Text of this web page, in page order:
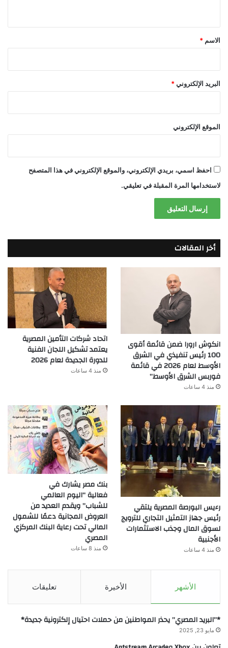
*
الاسم *
البريد الإلكتروني *
الموقع الإلكتروني
احفظ اسمي، بريدي الإلكتروني، والموقع الإلكتروني في هذا المتصفح
لاستخدامها المرة المقبلة في تعليقي.
أخر المقالات
انكوش ارورا ضمن قائمة أقوى
100 رئيس تنفيذي في الشرق
الأوسط لعام 2026 في قائمة
فوربس الشرق الأوسط”
منذ 4 ساعات
اتحاد شركات التأمين المصرية
يعتمد تشكيل اللجان الفنية
للدورة الجديدة لعام 2026
منذ 4 ساعات
رءيس البورصة المصرية يلتقي
رئيس جهاز التمثيل التجاري للترويج
لسوق المال وجذب الاستثمارات
الأجنبية
منذ 4 ساعات
بنك مصر يشارك في
فعالية “اليوم العالمي
للشباب” ويقدم العديد من
العروض المجانية دعمًا للشمول
المالي تحت رعاية البنك المركزي
المصري
منذ 8 ساعات
الأشهر الأخيرة تعليقات
*”البريد المصري” يحذر المواطنين من حملات احتيال إلكترونية جديدة*
مايو 23, 2025